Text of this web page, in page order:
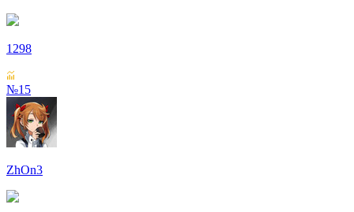
1298
№15
ZhOn3